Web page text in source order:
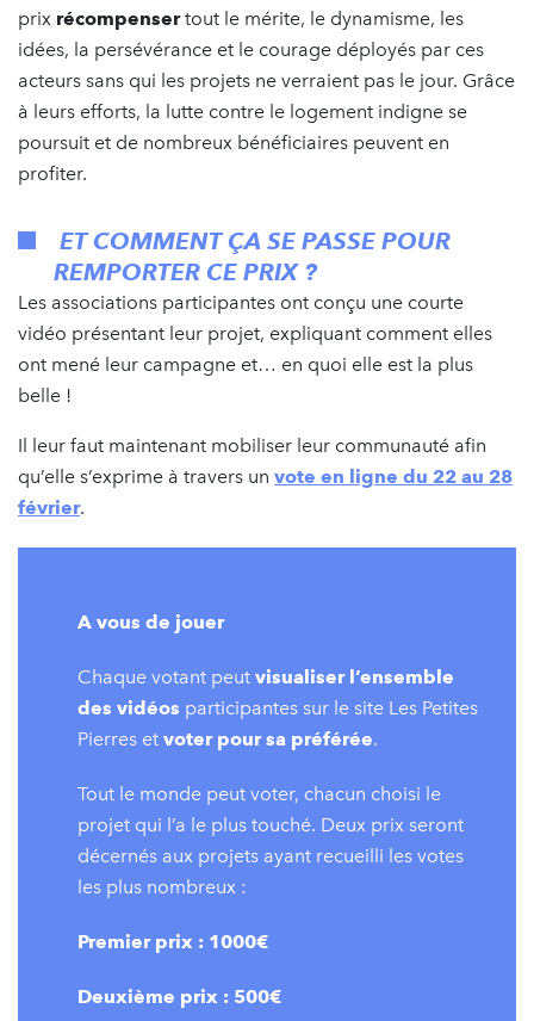
prix récompensertout le mérite, le dynamisme, les
idées, la persévérance et le courage déployés par ces
acteurs sans qui les projets ne verraient pas le jour. Grâce
à leurs efforts, la lutte contre le logement indigne se
poursuit et de nombreux bénéficiaires peuvent en
profiter.
ET COMMENT ÇA SE PASSE POUR
REMPORTER CE PRIX ?
Les associations participantes ont conçu une courte
vidéo présentant leur projet, expliquant comment elles
ont mené leur campagne et… en quoi elle est la plus
belle !
Il leur faut maintenant mobiliser leur communauté afin
qu’elle s’exprime à travers un vote en ligne du 22 au 28
février.
A vous de jouer
Chaque votant peut visualiser l’ensemble
des vidéos participantes sur le site Les Petites
Pierres et voter pour sa préférée.
Tout le monde peut voter, chacun choisi le
projet qui l’a le plus touché. Deux prix seront
décernés aux projets ayant recueilli les votes
les plus nombreux :
Premier prix : 1000€
Deuxième prix : 500€